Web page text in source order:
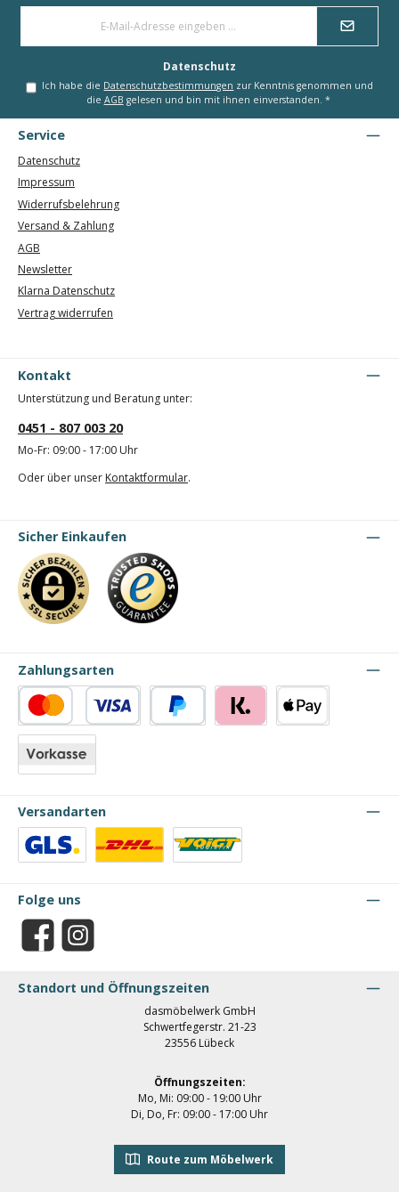
Datenschutz
Ich habe die Datenschutzbestimmungen zur Kenntnis genommen und
die AGB gelesen und bin mit ihnen einverstanden. *
Service
Datenschutz
Impressum
Widerrufsbelehrung
Versand & Zahlung
AGB
Newsletter
Klarna Datenschutz
Vertrag widerrufen
Kontakt
Unterstützung und Beratung unter:
0451 - 807 003 20
Mo-Fr: 09:00 - 17:00 Uhr
Oder über unser Kontaktformular.
Sicher Einkaufen
Zahlungsarten
Kredit- oder Debitkarte
Versandarten
Folge uns
Facebook Instagram
Standort und Öffnungszeiten
dasmöbelwerk GmbH
Schwertfegerstr. 21-23
23556 Lübeck
Öffnungszeiten:
Mo, Mi: 09:00 - 19:00 Uhr
Di, Do, Fr: 09:00 - 17:00 Uhr
Route zum Möbelwerk